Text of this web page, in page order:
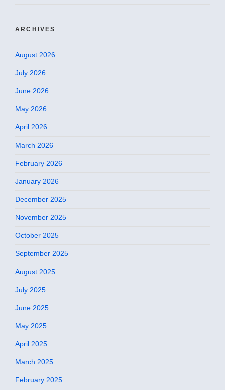
ARCHIVES
August 2026
July 2026
June 2026
May 2026
April 2026
March 2026
February 2026
January 2026
December 2025
November 2025
October 2025
September 2025
August 2025
July 2025
June 2025
May 2025
April 2025
March 2025
February 2025